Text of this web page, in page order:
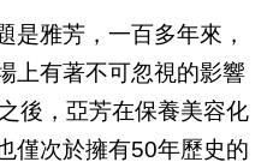
是雅芳，一百多年來，
上有著不可忽視的影響
後，亞芳在保養美容化
僅次於擁有50年歷史的